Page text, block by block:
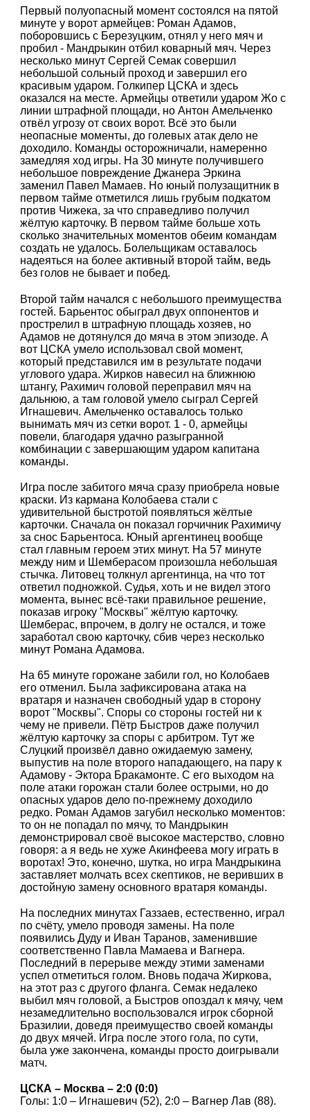
Первый полуопасный момент состоялся на пятой
минуте у ворот армейцев: Роман Адамов,
поборовшись с Березуцким, отнял у него мяч и
пробил - Мандрыкин отбил коварный мяч. Через
несколько минут Сергей Семак совершил
небольшой сольный проход и завершил его
красивым ударом. Голкипер ЦСКА и здесь
оказался на месте. Армейцы ответили ударом Жо с
линии штрафной площади, но Антон Амельченко
отвёл угрозу от своих ворот. Всё это были
неопасные моменты, до голевых атак дело не
доходило. Команды осторожничали, намеренно
замедляя ход игры. На 30 минуте получившего
небольшое повреждение Джанера Эркина
заменил Павел Мамаев. Но юный полузащитник в
первом тайме отметился лишь грубым подкатом
против Чижека, за что справедливо получил
жёлтую карточку. В первом тайме больше хоть
сколько значительных моментов обеим командам
создать не удалось. Болельщикам оставалось
надеяться на более активный второй тайм, ведь
без голов не бывает и побед.
Второй тайм начался с небольшого преимущества
гостей. Барьентос обыграл двух оппонентов и
прострелил в штрафную площадь хозяев, но
Адамов не дотянулся до мяча в этом эпизоде. А
вот ЦСКА умело использовал свой момент,
который представился им в результате подачи
углового удара. Жирков навесил на ближнюю
штангу, Рахимич головой переправил мяч на
дальнюю, а там головой умело сыграл Сергей
Игнашевич. Амельченко оставалось только
вынимать мяч из сетки ворот. 1 - 0, армейцы
повели, благодаря удачно разыгранной
комбинации с завершающим ударом капитана
команды.
Игра после забитого мяча сразу приобрела новые
краски. Из кармана Колобаева стали с
удивительной быстротой появляться жёлтые
карточки. Сначала он показал горчичник Рахимичу
за снос Барьентоса. Юный аргентинец вообще
стал главным героем этих минут. На 57 минуте
между ним и Шемберасом произошла небольшая
стычка. Литовец толкнул аргентинца, на что тот
ответил подножкой. Судья, хоть и не видел этого
момента, вынес всё-таки правильное решение,
показав игроку "Москвы" жёлтую карточку.
Шемберас, впрочем, в долгу не остался, и тоже
заработал свою карточку, сбив через несколько
минут Романа Адамова.
На 65 минуте горожане забили гол, но Колобаев
его отменил. Была зафиксирована атака на
вратаря и назначен свободный удар в сторону
ворот "Москвы". Споры со стороны гостей ни к
чему не привели. Пётр Быстров даже получил
жёлтую карточку за споры с арбитром. Тут же
Слуцкий произвёл давно ожидаемую замену,
выпустив на поле второго нападающего, на пару к
Адамову - Эктора Бракамонте. С его выходом на
поле атаки горожан стали более острыми, но до
опасных ударов дело по-прежнему доходило
редко. Роман Адамов загубил несколько моментов:
то он не попадал по мячу, то Мандрыкин
демонстрировал своё высокое мастерство, словно
говоря: а я ведь не хуже Акинфеева могу играть в
воротах! Это, конечно, шутка, но игра Мандрыкина
заставляет молчать всех скептиков, не веривших в
достойную замену основного вратаря команды.
На последних минутах Газзаев, естественно, играл
по счёту, умело проводя замены. На поле
появились Дуду и Иван Таранов, заменившие
соответственно Павла Мамаева и Вагнера.
Последний в перерыве между этими заменами
успел отметиться голом. Вновь подача Жиркова,
на этот раз с другого фланга. Семак недалеко
выбил мяч головой, а Быстров опоздал к мячу, чем
незамедлительно воспользовался игрок сборной
Бразилии, доведя преимущество своей команды
до двух мячей. Игра после этого гола, по сути,
была уже закончена, команды просто доигрывали
матч.
ЦСКА – Москва – 2:0 (0:0)
Голы: 1:0 – Игнашевич (52), 2:0 – Вагнер Лав (88).